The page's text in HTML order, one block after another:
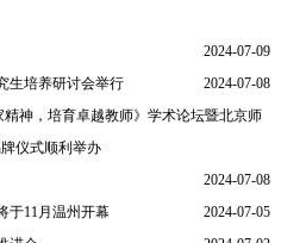
2024-07-09
生培养研讨会举行
2024-07-08
精神，培育卓越教师》学术论坛暨北京师
仪式顺利举办
2024-07-08
于11月温州开幕
2024-07-05